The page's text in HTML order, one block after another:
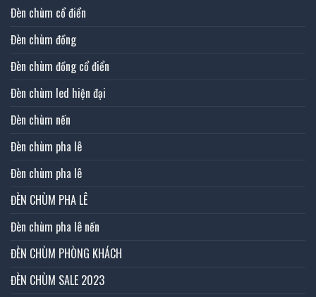
Đèn chùm cổ điển
Đèn chùm đồng
Đèn chùm đồng cổ điển
Đèn chùm led hiện đại
Đèn chùm nến
Đèn chùm pha lê
Đèn chùm pha lê
ĐÈN CHÙM PHA LÊ
Đèn chùm pha lê nến
ĐÈN CHÙM PHÒNG KHÁCH
ĐÈN CHÙM SALE 2023